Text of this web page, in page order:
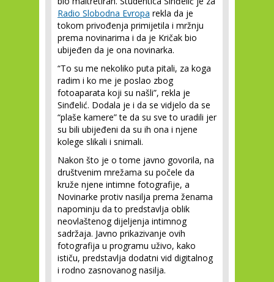
Radio Slobodna Evropa rekla da je
tokom privođenja primijetila i mržnju
prema novinarima i da je Kričak bio
ubijeđen da je ona novinarka.
“To su me nekoliko puta pitali, za koga
radim i ko me je poslao zbog
fotoaparata koji su našli”, rekla je
Sinđelić. Dodala je i da se vidjelo da se
“plaše kamere” te da su sve to uradili jer
su bili ubijeđeni da su ih ona i njene
kolege slikali i snimali.
Nakon što je o tome javno govorila, na
društvenim mrežama su počele da
kruže njene intimne fotografije, a
Novinarke protiv nasilja prema ženama
napominju da to predstavlja oblik
neovlaštenog dijeljenja intimnog
sadržaja. Javno prikazivanje ovih
fotografija u programu uživo, kako
ističu, predstavlja dodatni vid digitalnog
i rodno zasnovanog nasilja.